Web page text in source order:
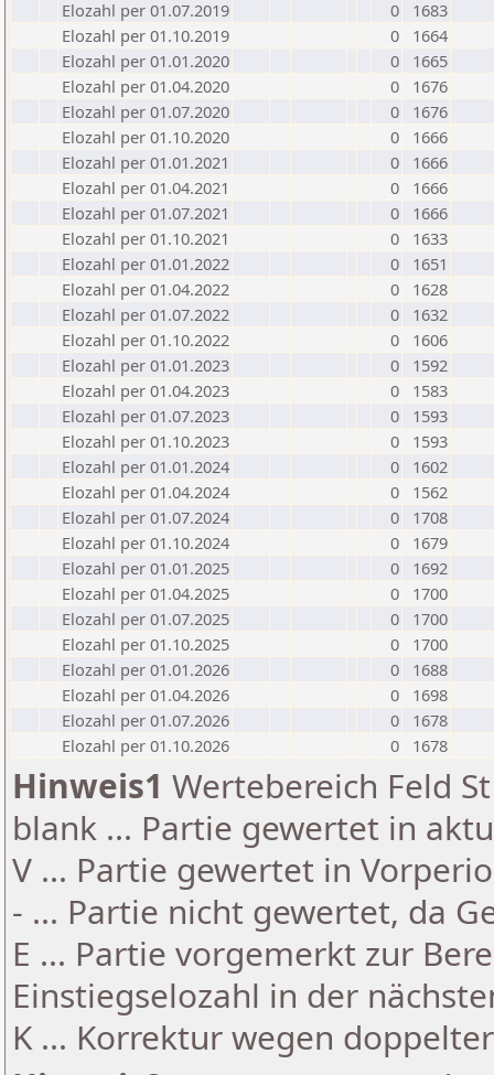
Elozahl per 01.07.2019
0
1683
Elozahl per 01.10.2019
0
1664
Elozahl per 01.01.2020
0
1665
Elozahl per 01.04.2020
0
1676
Elozahl per 01.07.2020
0
1676
Elozahl per 01.10.2020
0
1666
Elozahl per 01.01.2021
0
1666
Elozahl per 01.04.2021
0
1666
Elozahl per 01.07.2021
0
1666
Elozahl per 01.10.2021
0
1633
Elozahl per 01.01.2022
0
1651
Elozahl per 01.04.2022
0
1628
Elozahl per 01.07.2022
0
1632
Elozahl per 01.10.2022
0
1606
Elozahl per 01.01.2023
0
1592
Elozahl per 01.04.2023
0
1583
Elozahl per 01.07.2023
0
1593
Elozahl per 01.10.2023
0
1593
Elozahl per 01.01.2024
0
1602
Elozahl per 01.04.2024
0
1562
Elozahl per 01.07.2024
0
1708
Elozahl per 01.10.2024
0
1679
Elozahl per 01.01.2025
0
1692
Elozahl per 01.04.2025
0
1700
Elozahl per 01.07.2025
0
1700
Elozahl per 01.10.2025
0
1700
Elozahl per 01.01.2026
0
1688
Elozahl per 01.04.2026
0
1698
Elozahl per 01.07.2026
0
1678
Elozahl per 01.10.2026
0 1678
Hinweis1 Wertebereich Feld
blank ... Partie gewertet in
V ... Partie gewertet in
- ... Partie nicht gewertet, da
E ... Partie vorgemerkt zur
Einstiegselozahl in der
K ... Korrektur wegen